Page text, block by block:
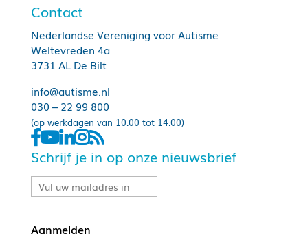
Contact
Nederlandse Vereniging voor Autisme
Weltevreden 4a
3731 AL De Bilt
info@autisme.nl
030 – 22 99 800
(op werkdagen van 10.00 tot 14.00)
Schrijf je in op onze nieuwsbrief